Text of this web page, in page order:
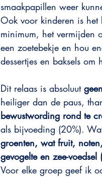
smaakpapillen weer
Ook voor kinderen is het
minimum, het vermijden
een zoetebekje en hou
dessertjes en baksels om
Dit relaas is absoluut
heiliger dan de paus,
bewustwording rond te
als bijvoeding (20%).
groenten, wat fruit,
gevogelte en zee-
Voor elke groep geef ik